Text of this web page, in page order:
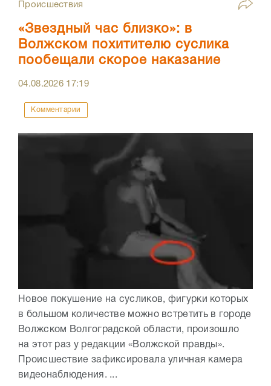
Происшествия
«Звездный час близко»: в
Волжском похитителю суслика
пообещали скорое наказание
04.08.2026 17:19
Комментарии
Новое покушение на сусликов, фигурки которых
в большом количестве можно встретить в городе
Волжском Волгоградской области, произошло
на этот раз у редакции «Волжской правды».
Происшествие зафиксировала уличная камера
видеонаблюдения. ...